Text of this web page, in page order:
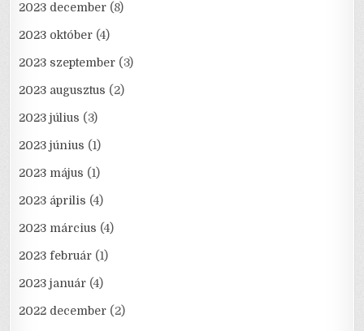
2023 december (8)
2023 október (4)
2023 szeptember (3)
2023 augusztus (2)
2023 július (3)
2023 június (1)
2023 május (1)
2023 április (4)
2023 március (4)
2023 február (1)
2023 január (4)
2022 december (2)